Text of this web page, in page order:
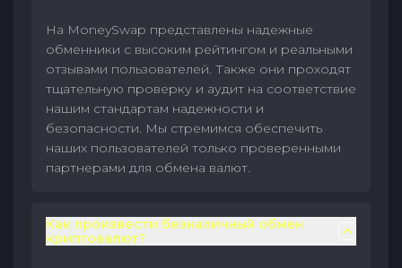
На MoneySwap представлены надежные
обменники с высоким рейтингом и реальными
отзывами пользователей. Также они проходят
тщательную проверку и аудит на соответствие
нашим стандартам надежности и
безопасности. Мы стремимся обеспечить
наших пользователей только проверенными
партнерами для обмена валют.
Как произвести безналичный обмен
криптовалют?